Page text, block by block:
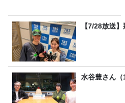
【7/28放送
水谷豊さん（